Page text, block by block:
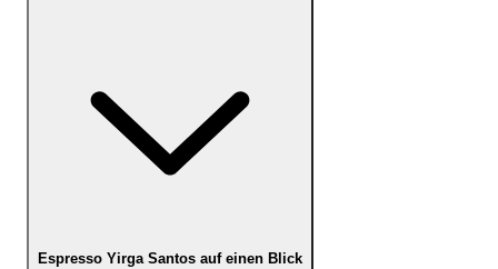
Espresso Yirga Santos auf einen Blick